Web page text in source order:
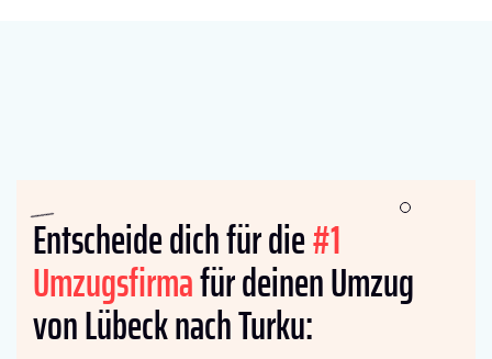
Entscheide dich für die#1
Umzugsfirmafür deinen Umzug
von Lübeck nach Turku: